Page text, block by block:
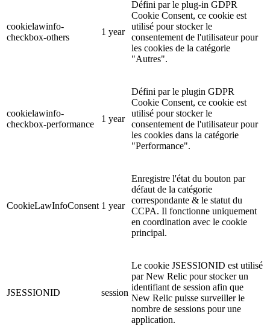
cookielawinfo-
checkbox-others
1 year
Défini par le plug-in GDPR
Cookie Consent, ce cookie est
utilisé pour stocker le
consentement de l'utilisateur pour
les cookies de la catégorie
"Autres".
cookielawinfo-
checkbox-performance
1 year
Défini par le plugin GDPR
Cookie Consent, ce cookie est
utilisé pour stocker le
consentement de l'utilisateur pour
les cookies dans la catégorie
"Performance".
CookieLawInfoConsent 1 year
Enregistre l'état du bouton par
défaut de la catégorie
correspondante & le statut du
CCPA. Il fonctionne uniquement
en coordination avec le cookie
principal.
JSESSIONID session
Le cookie JSESSIONID est utilisé
par New Relic pour stocker un
identifiant de session afin que
New Relic puisse surveiller le
nombre de sessions pour une
application.